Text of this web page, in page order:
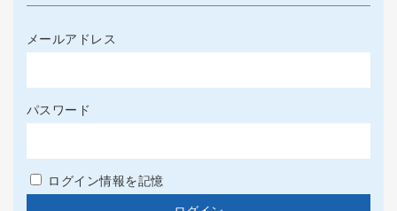
メールアドレス
パスワード
ログイン情報を記憶